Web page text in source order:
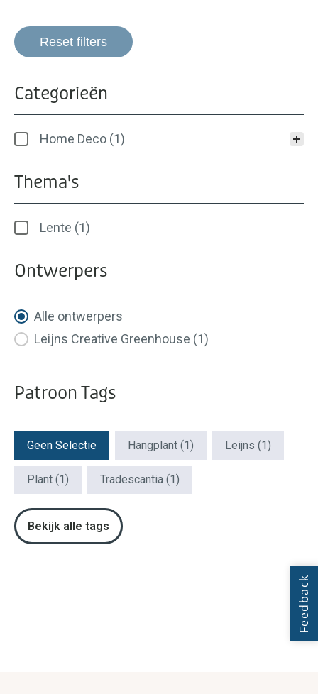
Reset filters
Categorieën
Categorieën
Home Deco (1)
Thema's
Thema's
Lente (1)
Ontwerpers
Ontwerpers
Alle ontwerpers
Leijns Creative Greenhouse (1)
Patroon Tags
Patroon Tags
Geen Selectie Hangplant (1) Leijns (1)
Plant (1) Tradescantia (1)
Bekijk alle tags